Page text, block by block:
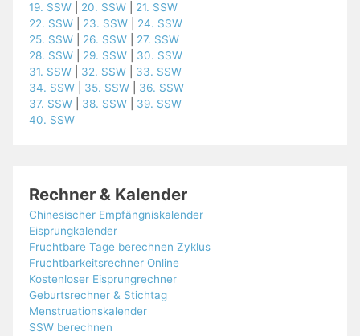
19. SSW
20. SSW
21. SSW
22. SSW
23. SSW
24. SSW
25. SSW
26. SSW
27. SSW
28. SSW
29. SSW
30. SSW
31. SSW
32. SSW
33. SSW
34. SSW
35. SSW
36. SSW
37. SSW
38. SSW
39. SSW
40. SSW
Rechner & Kalender
Chinesischer Empfängniskalender
Eisprungkalender
Fruchtbare Tage berechnen Zyklus
Fruchtbarkeitsrechner Online
Kostenloser Eisprungrechner
Geburtsrechner & Stichtag
Menstruationskalender
SSW berechnen